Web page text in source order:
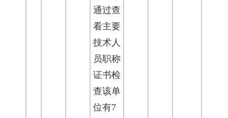
通过查
看主要
技术人
员职称
证书检
查该单
位有7